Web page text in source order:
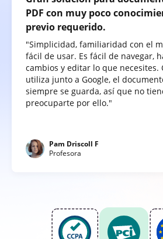
PDF con muy poco
previo requerido.
"Simplicidad, familiaridad con el
fácil de usar. Es fácil de navegar,
cambios y editar lo que necesites.
utiliza junto a Google, el
siempre se guarda, así que no
preocuparte por ello."
Pam Driscoll F
Profesora